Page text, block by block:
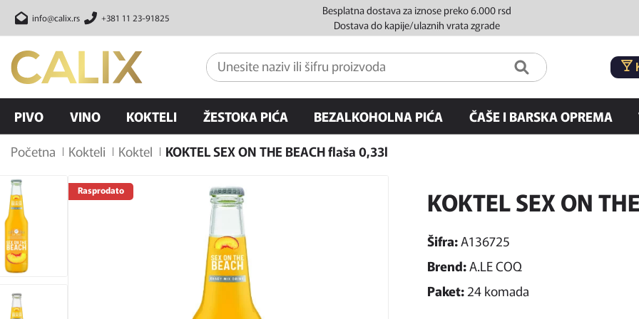
info@calix.rs +381 11 23-91825
Besplatna dostava za iznose preko 6.000 rsd
Dostava do kapije/ulaznih vrata zgrade
PIVO VINO KOKTELI ŽESTOKA PIĆA BEZALKOHOLNA PIĆA ČAŠE I BARSKA OPREMA
Početna
Kokteli Koktel KOKTEL SEX ON THE BEACH flaša 0,33l
Rasprodato KOKTEL SEX ON
Šifra:A136725
Brend:A.LE COQ
Paket:24 komada